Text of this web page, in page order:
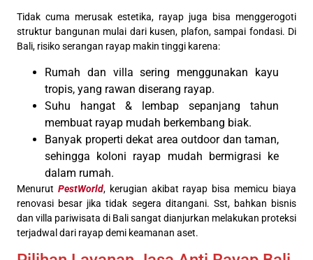
Tidak cuma merusak estetika, rayap juga bisa menggerogoti
struktur bangunan mulai dari kusen, plafon, sampai fondasi. Di
Bali, risiko serangan rayap makin tinggi karena:
Rumah dan villa sering menggunakan kayu
tropis, yang rawan diserang rayap.
Suhu hangat & lembap sepanjang tahun
membuat rayap mudah berkembang biak.
Banyak properti dekat area outdoor dan taman,
sehingga koloni rayap mudah bermigrasi ke
dalam rumah.
Menurut PestWorld, kerugian akibat rayap bisa memicu biaya
renovasi besar jika tidak segera ditangani. Sst, bahkan bisnis
dan villa pariwisata di Bali sangat dianjurkan melakukan proteksi
terjadwal dari rayap demi keamanan aset.